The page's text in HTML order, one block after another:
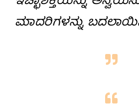
ಮಾದರಿಗಳನ್ನು